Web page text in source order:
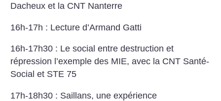
Dacheux et la CNT Nanterre
16h-17h : Lecture d’Armand Gatti
16h-17h30 : Le social entre destruction et
répression l’exemple des MIE, avec la CNT Santé-
Social et STE 75
17h-18h30 : Saillans, une expérience